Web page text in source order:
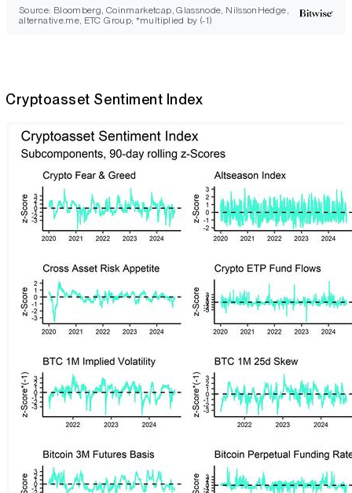
Source: Bloomberg, Coinmarketcap, Glassnode, NilssonHedge,
alternative.me, ETC Group; *multiplied by (-1)
Cryptoasset Sentiment Index